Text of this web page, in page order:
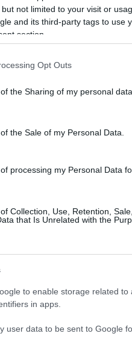
not limited to your visit or
and its third-party tags to use
section.
Opt Outs
the Sharing of my personal
the Sale of my Personal Data.
processing my Personal Data
Collection, Use, Retention,
that Is Unrelated with the
to enable storage related to
in apps.
user data to be sent to Google